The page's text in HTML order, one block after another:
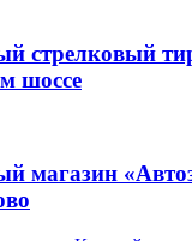
стрелковый
шоссе
магазин